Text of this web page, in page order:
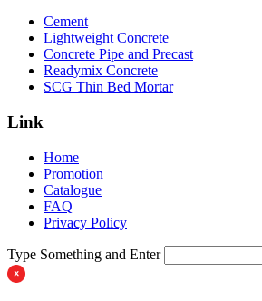
Cement
Lightweight Concrete
Concrete Pipe and Precast
Readymix Concrete
SCG Thin Bed Mortar
Link
Home
Promotion
Catalogue
FAQ
Privacy Policy
Type Something and Enter